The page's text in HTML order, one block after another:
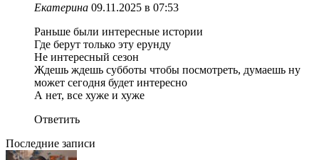
Екатерина 09.11.2025 в 07:53
Раньше были интересные истории
Где берут только эту ерунду
Не интересный сезон
Ждешь ждешь субботы чтобы посмотреть, думаешь ну
может сегодня будет интересно
А нет, все хуже и хуже
Ответить
Последние записи